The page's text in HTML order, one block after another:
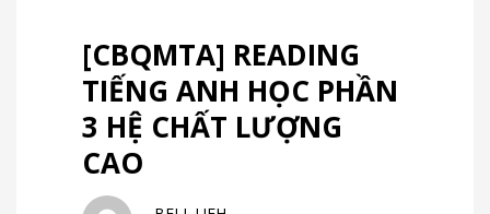
[CBQMTA] READING
TIẾNG ANH HỌC PHẦN
3 HỆ CHẤT LƯỢNG
CAO